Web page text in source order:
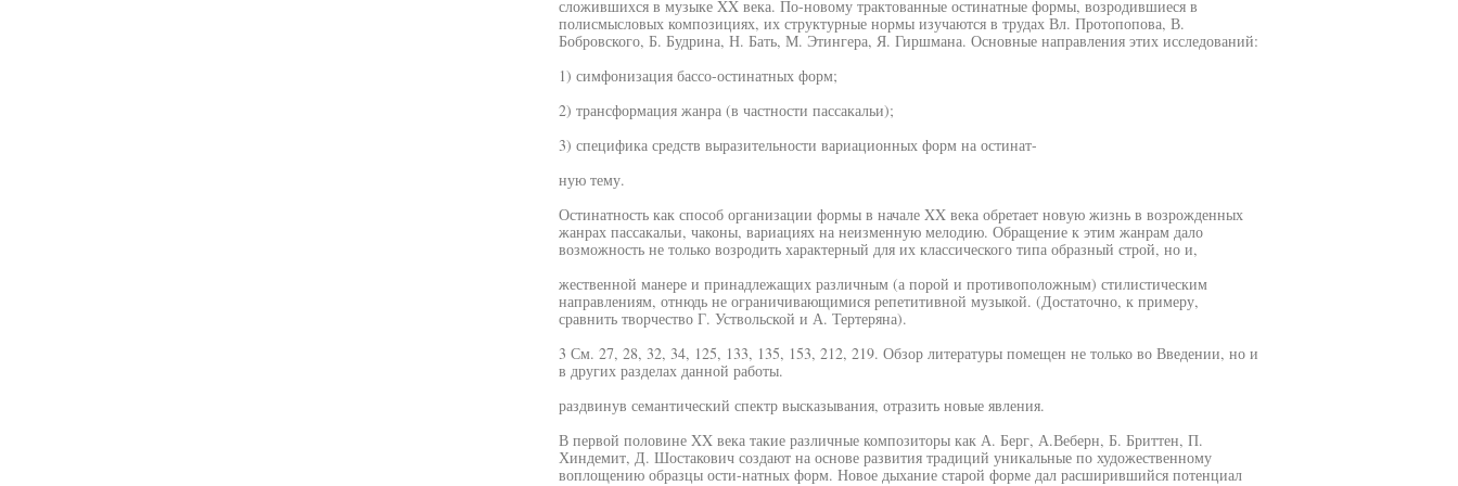
сложившихся в музыке XX века. По-новому трактованные остинатные формы, возродившиеся в
полисмысловых композициях, их структурные нормы изучаются в трудах Вл. Протопопова, В.
Бобровского, Б. Будрина, Н. Бать, М. Этингера, Я. Гиршмана. Основные направления этих исследований:
1) симфонизация бассо-остинатных форм;
2) трансформация жанра (в частности пассакальи);
3) специфика средств выразительности вариационных форм на остинат-
ную тему.
Остинатность как способ организации формы в начале XX века обретает новую жизнь в возрожденных
жанрах пассакальи, чаконы, вариациях на неизменную мелодию. Обращение к этим жанрам дало
возможность не только возродить характерный для их классического типа образный строй, но и,
жественной манере и принадлежащих различным (а порой и противоположным) стилистическим
направлениям, отнюдь не ограничивающимися репетитивной музыкой. (Достаточно, к примеру,
сравнить творчество Г. Уствольской и А. Тертеряна).
3 См. 27, 28, 32, 34, 125, 133, 135, 153, 212, 219. Обзор литературы помещен не только во Введении, но и
в других разделах данной работы.
раздвинув семантический спектр высказывания, отразить новые явления.
В первой половине XX века такие различные композиторы как А. Берг, А.Веберн, Б. Бриттен, П.
Хиндемит, Д. Шостакович создают на основе развития традиций уникальные по художественному
воплощению образцы ости-натных форм. Новое дыхание старой форме дал расширившийся потенциал